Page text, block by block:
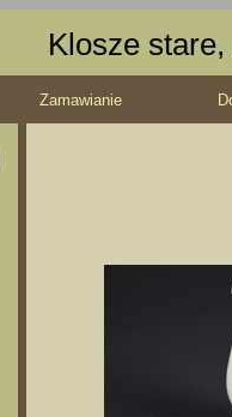
Klosze
Zamawianie